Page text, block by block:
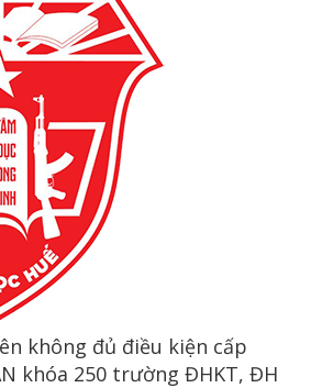
không đủ điều kiện cấp
khóa 250 trường ĐHKT, ĐH